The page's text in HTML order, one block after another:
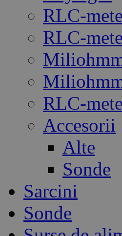
RLC-
RLC-
RLC-
Accesorii
Alte
Sonde
Sarcini
Sonde